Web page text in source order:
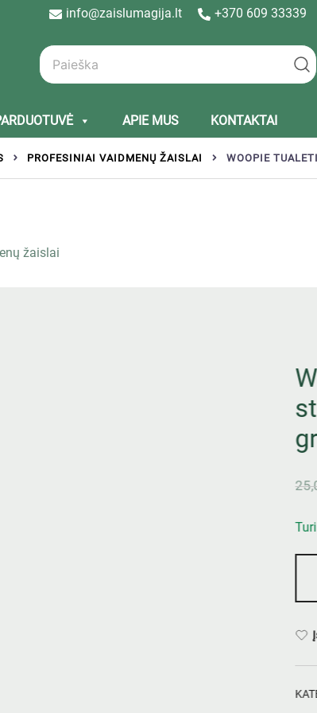
info@zaislumagija.lt +370 609 33339
APIE MUS KONTAKTAI
PROFESINIAI VAIDMENŲ ŽAISLAI WOOPIE
žaislai